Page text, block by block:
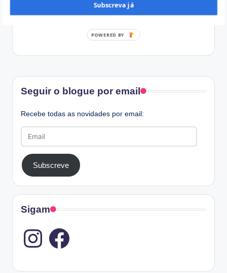
Seguir o blogue por email
Recebe todas as novidades por email:
Subscreve
Sigam
Instagram
Subscreva já
POWERED BY